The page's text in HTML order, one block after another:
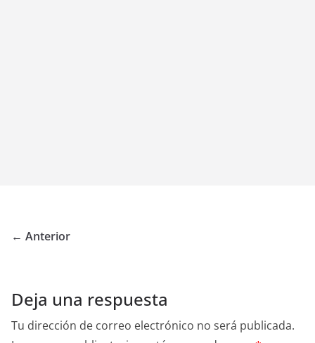
← Anterior
Deja una respuesta
Tu dirección de correo electrónico no será publicada.